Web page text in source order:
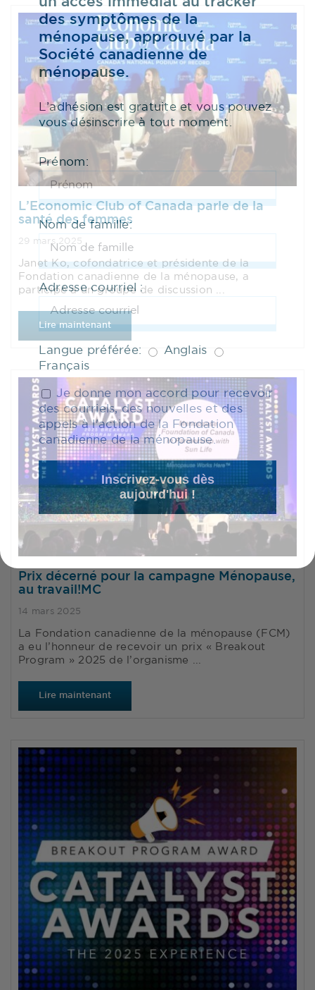
L’Economic Club of Canada parle de la
santé des femmes
29 mars 2025
Janet Ko, cofondatrice et présidente de la
Fondation canadienne de la ménopause, a
participé à un groupe de discussion ...
Lire maintenant
Prix décerné pour la campagne Ménopause,
au travail!MC
14 mars 2025
La Fondation canadienne de la ménopause (FCM)
a eu l’honneur de recevoir un prix « Breakout
Program » 2025 de l’organisme ...
Lire maintenant
des symptômes de la
ménopause, approuvé par la
Société canadienne de
ménopause.
L’adhésion est gratuite et vous pouvez
vous désinscrire à tout moment.
Prénom:
Nom de famille:
Adresse courriel :
Langue préférée:
Anglais
Français
Je donne mon accord pour recevoir
des courriels, des nouvelles et des
appels à l'action de la Fondation
canadienne de la ménopause.
Inscrivez-vous dès
aujourd'hui !